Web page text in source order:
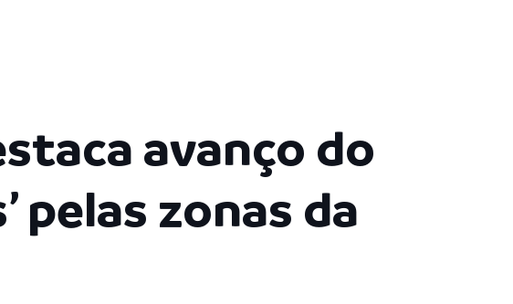
avanço do
pelas zonas da